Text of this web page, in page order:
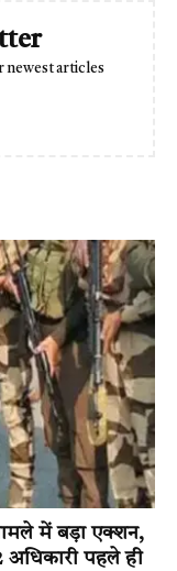
newest articles
में बड़ा एक्शन,
पहले ही